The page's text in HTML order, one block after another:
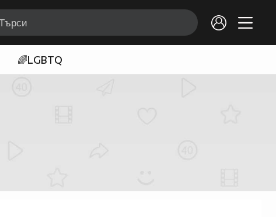
🌈LGBTQ